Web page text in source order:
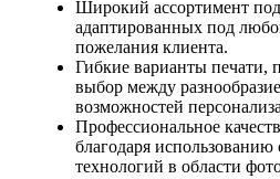
Широкий ассортимент
адаптированных под
пожелания клиента.
Гибкие варианты печати,
выбор между
возможностей
Профессиональное
благодаря
технологий в области